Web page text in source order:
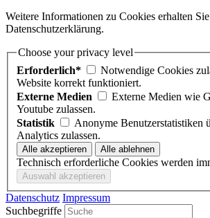
Weitere Informationen zu Cookies erhalten
Datenschutzerklärung.
Choose your privacy level
Erforderlich*
Notwendige Cookies
Website korrekt funktioniert.
Externe Medien
Externe Medien wie
Youtube zulassen.
Statistik
Anonyme Benutzerstatistiken
Analytics zulassen.
Technisch erforderliche Cookies werden
Datenschutz Impressum
Suchbegriffe